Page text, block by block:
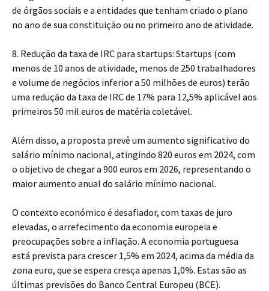
de órgãos sociais e a entidades que tenham criado o plano
no ano de sua constituição ou no primeiro ano de atividade.
8. Redução da taxa de IRC para startups: Startups (com
menos de 10 anos de atividade, menos de 250 trabalhadores
e volume de negócios inferior a 50 milhões de euros) terão
uma redução da taxa de IRC de 17% para 12,5% aplicável aos
primeiros 50 mil euros de matéria coletável.
Além disso, a proposta prevê um aumento significativo do
salário mínimo nacional, atingindo 820 euros em 2024, com
o objetivo de chegar a 900 euros em 2026, representando o
maior aumento anual do salário mínimo nacional.
O contexto económico é desafiador, com taxas de juro
elevadas, o arrefecimento da economia europeia e
preocupações sobre a inflação. A economia portuguesa
está prevista para crescer 1,5% em 2024, acima da média da
zona euro, que se espera cresça apenas 1,0%. Estas são as
últimas previsões do Banco Central Europeu (BCE).